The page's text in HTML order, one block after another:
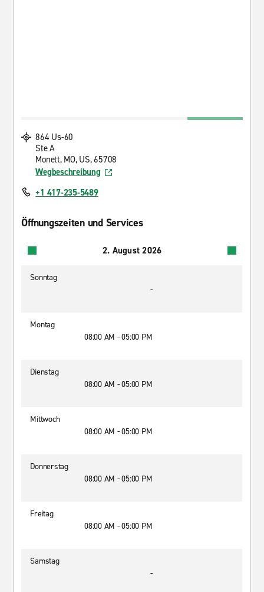
864 Us-60
Ste A
Monett, MO, US, 65708
Wegbeschreibung
+1 417-235-5489
Öffnungszeiten und Services
2. August 2026
Sonntag
-
Montag
08:00 AM - 05:00 PM
Dienstag
08:00 AM - 05:00 PM
Mittwoch
08:00 AM - 05:00 PM
Donnerstag
08:00 AM - 05:00 PM
Freitag
08:00 AM - 05:00 PM
Samstag
-